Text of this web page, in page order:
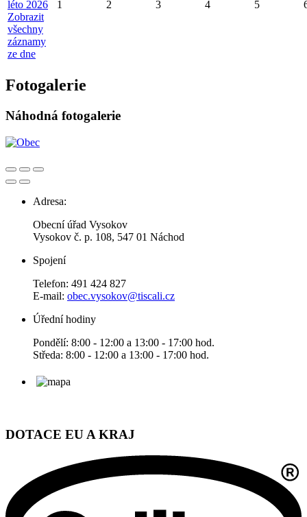
léto 2026
Zobrazit
všechny
záznamy
ze dne
1 2 3 4 5
Fotogalerie
Náhodná fotogalerie
Adresa:
Obecní úřad Vysokov
Vysokov č. p. 108, 547 01 Náchod
Spojení
Telefon: 491 424 827
E-mail: obec.vysokov@tiscali.cz
Úřední hodiny
Pondělí: 8:00 - 12:00 a 13:00 - 17:00 hod.
Středa: 8:00 - 12:00 a 13:00 - 17:00 hod.
DOTACE EU A KRAJ